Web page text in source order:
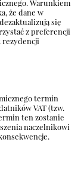
Warunkiem
że dane w
się
z preferencji
rezydencji
termin
VAT (tzw.
ten zostanie
naczelnikowi